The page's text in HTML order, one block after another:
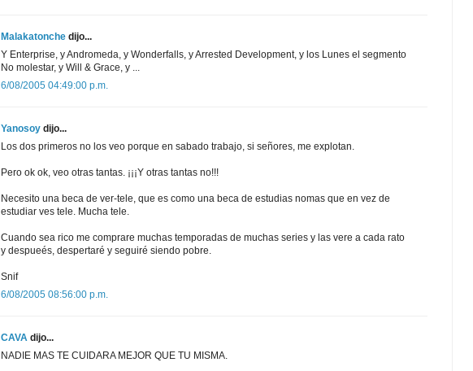
Malakatonche dijo...
Y Enterprise, y Andromeda, y Wonderfalls, y Arrested Development, y los Lunes el segmento
No molestar, y Will & Grace, y ...
6/08/2005 04:49:00 p.m.
Yanosoy dijo...
Los dos primeros no los veo porque en sabado trabajo, si señores, me explotan.
Pero ok ok, veo otras tantas. ¡¡¡Y otras tantas no!!!
Necesito una beca de ver-tele, que es como una beca de estudias nomas que en vez de
estudiar ves tele. Mucha tele.
Cuando sea rico me comprare muchas temporadas de muchas series y las vere a cada rato
y despueés, despertaré y seguiré siendo pobre.
Snif
6/08/2005 08:56:00 p.m.
CAVA dijo...
NADIE MAS TE CUIDARA MEJOR QUE TU MISMA.